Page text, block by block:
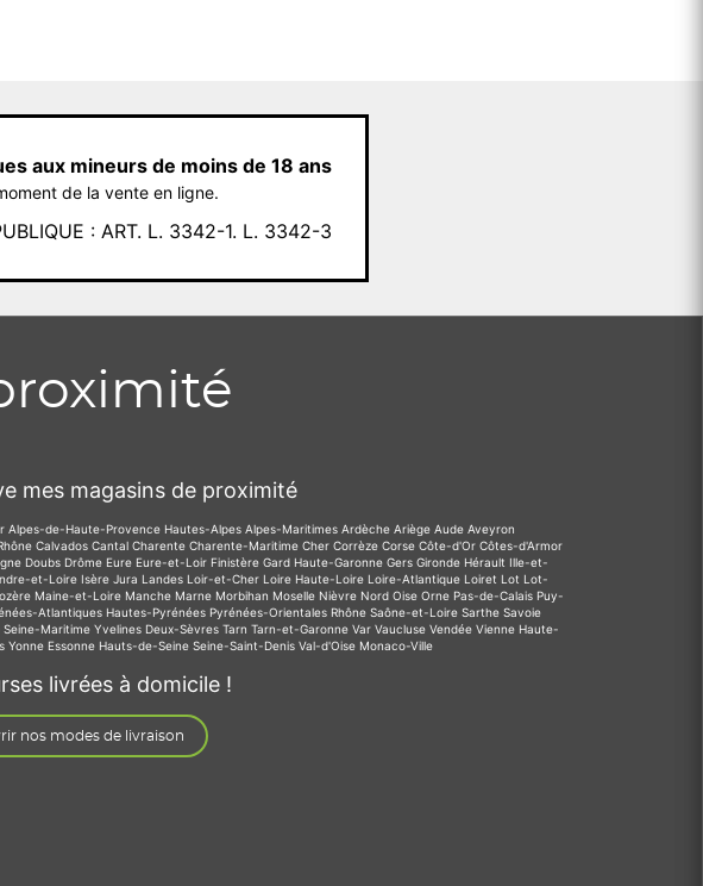
aux mineurs de moins de 18 ans
de la vente en ligne.
: ART. L. 3342-1. L. 3342-3
mes magasins de proximité
Alpes-de-Haute-Provence Hautes-Alpes Alpes-Maritimes Ardèche Ariège Aude Aveyron
Calvados Cantal Charente Charente-Maritime Cher Corrèze Corse Côte-d'Or Côtes-d'Armor
Doubs Drôme Eure Eure-et-Loir Finistère Gard Haute-Garonne Gers Gironde Hérault Ille-et-
et-Loire Isère Jura Landes Loir-et-Cher Loire Haute-Loire Loire-Atlantique Loiret Lot Lot-
Maine-et-Loire Manche Marne Morbihan Moselle Nièvre Nord Oise Orne Pas-de-Calais Puy-
Atlantiques Hautes-Pyrénées Pyrénées-Orientales Rhône Saône-et-Loire Sarthe Savoie
Seine-Maritime Yvelines Deux-Sèvres Tarn Tarn-et-Garonne Var Vaucluse Vendée Vienne Haute-
Yonne Essonne Hauts-de-Seine Seine-Saint-Denis Val-d'Oise Monaco-Ville
livrées à domicile !
nos modes de livraison